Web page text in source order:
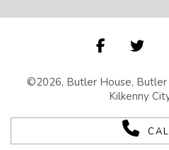
©2026, Butler House, Butler
Kilkenny